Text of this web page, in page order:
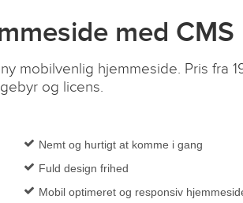
med CMS
mobilvenlig hjemmeside. Pris fra
og licens.
Nemt og hurtigt at komme i gang
Fuld design frihed
Mobil optimeret og responsiv